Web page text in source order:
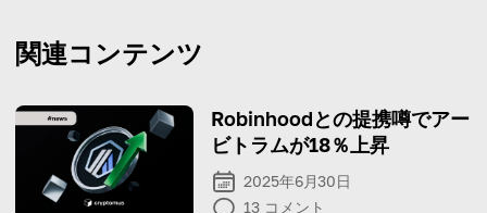
関連コンテンツ
Robinhoodとの提携噂でアー
ビトラムが18％上昇
2025年6月30日
13 コメント